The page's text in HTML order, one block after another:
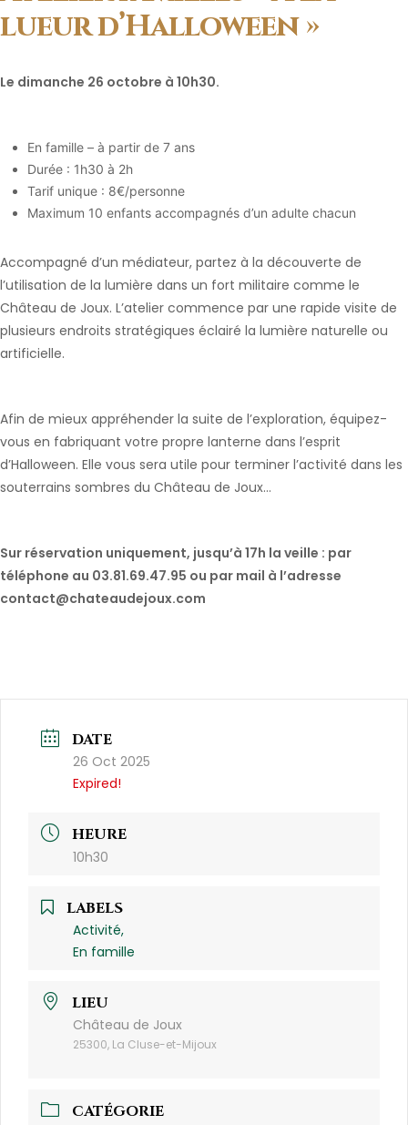
lueur d’Halloween »
Le dimanche 26 octobre à 10h30.
En famille – à partir de 7 ans
Durée : 1h30 à 2h
Tarif unique : 8€/personne
Maximum 10 enfants accompagnés d’un adulte chacun
Accompagné d’un médiateur, partez à la découverte de
l’utilisation de la lumière dans un fort militaire comme le
Château de Joux. L’atelier commence par une rapide visite de
plusieurs endroits stratégiques éclairé la lumière naturelle ou
artificielle.
Afin de mieux appréhender la suite de l’exploration, équipez-
vous en fabriquant votre propre lanterne dans l’esprit
d’Halloween. Elle vous sera utile pour terminer l’activité dans les
souterrains sombres du Château de Joux…
Sur réservation uniquement, jusqu’à 17h la veille : par
téléphone au 03.81.69.47.95 ou par mail à l’adresse
contact@chateaudejoux.com
DATE
26 Oct 2025
Expired!
HEURE
10h30
LABELS
Activité,
En famille
LIEU
Château de Joux
25300, La Cluse-et-Mijoux
CATÉGORIE